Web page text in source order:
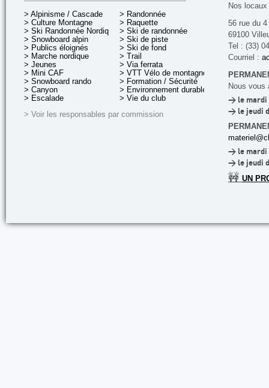
> Alpinisme / Cascade
> Culture Montagne
> Ski Randonnée Nordique
> Snowboard alpin
> Publics éloignés
> Marche nordique
> Jeunes
> Mini CAF
> Snowboard rando
> Canyon
> Escalade
> Randonnée
> Raquette
> Ski de randonnée
> Ski de piste
> Ski de fond
> Trail
> Via ferrata
> VTT Vélo de montagne
> Formation / Sécurité
> Environnement durable
> Vie du club
> Voir les responsables par commission
Nos
56 rue du
69100
Tel : (33)
Courriel :
Nous vous
> le mardi
> le jeudi
> le mardi
> le jeudi
🚧 UN